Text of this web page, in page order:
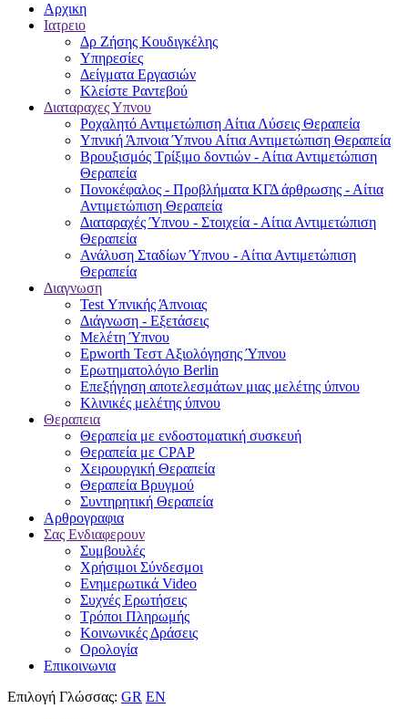
Αρχικη
Ιατρειο
Δρ Ζήσης Κουδιγκέλης
Υπηρεσίες
Δείγματα Εργασιών
Κλείστε Ραντεβού
Διαταραχες Υπνου
Ροχαλητό Αντιμετώπιση Αίτια Λύσεις Θεραπεία
Υπνική Άπνοια Ύπνου Αίτια Αντιμετώπιση Θεραπεία
Βρουξισμός Τρίξιμο δοντιών - Αίτια Αντιμετώπιση
Θεραπεία
Πονοκέφαλος - Προβλήματα ΚΓΔ άρθρωσης - Αίτια
Αντιμετώπιση Θεραπεία
Διαταραχές Ύπνου - Στοιχεία - Αίτια Αντιμετώπιση
Θεραπεία
Ανάλυση Σταδίων Ύπνου - Αίτια Αντιμετώπιση
Θεραπεία
Διαγνωση
Test Υπνικής Άπνοιας
Διάγνωση - Εξετάσεις
Μελέτη Ύπνου
Epworth Τεστ Αξιολόγησης Ύπνου
Ερωτηματολόγιο Berlin
Επεξήγηση αποτελεσμάτων μιας μελέτης ύπνου
Κλινικές μελέτης ύπνου
Θεραπεια
Θεραπεία με ενδοστοματική συσκευή
Θεραπεία με CPAP
Χειρουργική Θεραπεία
Θεραπεία Βρυγμού
Συντηρητική Θεραπεία
Αρθρογραφια
Σας Ενδιαφερουν
Συμβουλές
Χρήσιμοι Σύνδεσμοι
Ενημερωτικά Video
Συχνές Ερωτήσεις
Τρόποι Πληρωμής
Κοινωνικές Δράσεις
Ορολογία
Επικοινωνια
Επιλογή Γλώσσας: GR EN